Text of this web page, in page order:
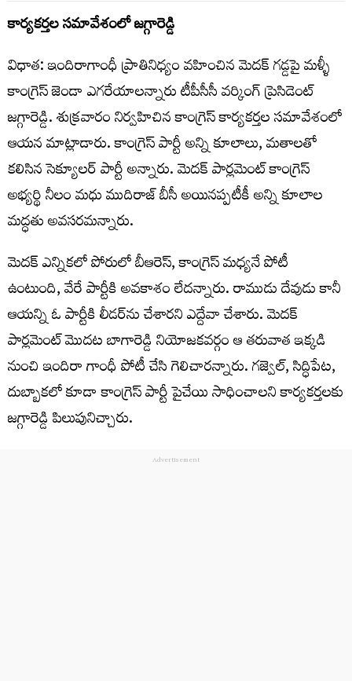
కార్య‌క‌ర్తల స‌మావేశంలో జ‌గ్గారెడ్డి
విధాత‌: ఇందిరాగాంధీ ప్రాతినిధ్యం వహించిన మెదక్ గడ్డపై మళ్ళీ
కాంగ్రెస్ జెండా ఎగరేయాల‌న్నారు టీపీసీసీ వ‌ర్కింగ్ ప్రెసిడెంట్
జ‌గ్గారెడ్డి. శుక్ర‌వారం నిర్వ‌హిచిన కాంగ్రెస్ కార్య‌క‌ర్త‌ల స‌మావేశంలో
ఆయ‌న మాట్లాడారు. కాంగ్రెస్ పార్టీ అన్ని కూలాలు, మ‌తాల‌తో
క‌లిసిన సెక్యూల‌ర్ పార్టీ అన్నారు. మెద‌క్ పార్ల‌మెంట్ కాంగ్రెస్
అభ్య‌ర్థి నీలం మ‌ధు ముదిరాజ్ బీసీ అయిన‌ప్ప‌టీకీ అన్ని కూలాల
మ‌ద్ధ‌తు అవ‌స‌ర‌మ‌న్నారు.
మెద‌క్ ఎన్నిక‌లో పోరులో బీఆరెస్‌, కాంగ్రెస్ మ‌ధ్య‌నే పోటీ
ఉంటుంది, వేరే పార్టీకి అవ‌కాశం లేద‌న్నారు. రాముడు దేవుడు కానీ
ఆయ‌న్ని ఓ పార్టీకి లీడ‌ర్‌ను చేశార‌ని ఎద్దేవా చేశారు. మెద‌క్
పార్ల‌మెంట్ మొద‌ట బాగారెడ్డి నియోజ‌క‌వ‌ర్గం ఆ త‌రువాత ఇక్క‌డి
నుంచి ఇందిరా గాంధీ పోటీ చేసి గెలిచార‌న్నారు. గజ్వెల్, సిద్ధిపేట‌,
దుబ్బాక‌లో కూడా కాంగ్రెస్ పార్టీ పైచేయి సాధించాల‌ని కార్య‌క‌ర్త‌ల‌కు
జ‌గ్గారెడ్డి పిలుపునిచ్చారు.